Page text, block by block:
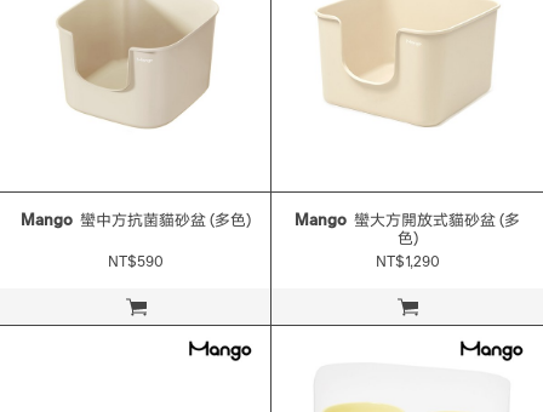
立即購買
Mango 蠻中方抗菌貓砂盆 (多色)
NT$590
立即購買
Mango
色)
NT$1,290